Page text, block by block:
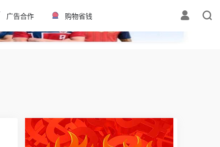
✕
广告合作 购物省钱